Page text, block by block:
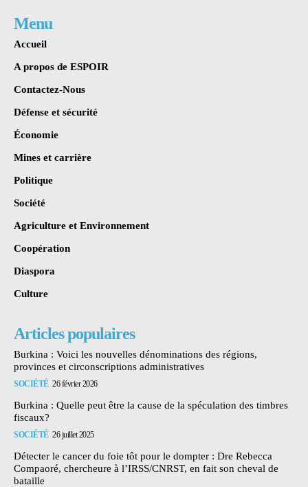
Menu
Accueil
A propos de ESPOIR
Contactez-Nous
Défense et sécurité
Économie
Mines et carrière
Politique
Société
Agriculture et Environnement
Coopération
Diaspora
Culture
Articles populaires
Burkina : Voici les nouvelles dénominations des régions,
provinces et circonscriptions administratives
SOCIÉTÉ 26 février 2026
Burkina : Quelle peut être la cause de la spéculation des timbres
fiscaux?
SOCIÉTÉ 26 juillet 2025
Détecter le cancer du foie tôt pour le dompter : Dre Rebecca
Compaoré, chercheure à l’IRSS/CNRST, en fait son cheval de
bataille